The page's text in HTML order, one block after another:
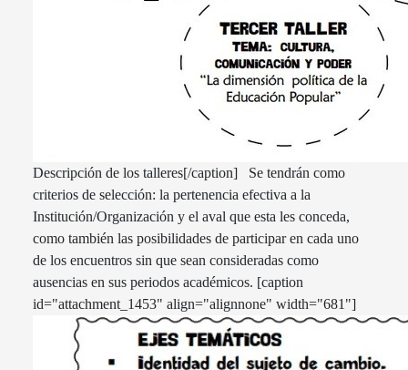
Descripción de los talleres[/caption] Se tendrán como
criterios de selección: la pertenencia efectiva a la
Institución/Organización y el aval que esta les conceda,
como también las posibilidades de participar en cada uno
de los encuentros sin que sean consideradas como
ausencias en sus periodos académicos. [caption
id="attachment_1453" align="alignnone" width="681"]